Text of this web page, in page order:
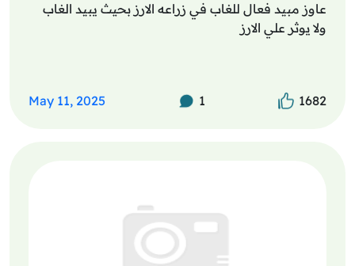
عاوز مبيد فعال للغاب في زراعه الارز بحيث يبيد الغاب
ولا يوثر علي الارز
1682
1
May 11, 2025